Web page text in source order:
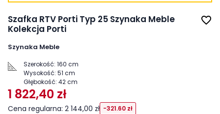
Szafka RTV Porti Typ 25 Szynaka Meble
Kolekcja Porti
favorite_border
Szynaka Meble
Szerokość: 160 cm
Wysokość: 51 cm
Głębokość: 42 cm
1 822,40 zł
Cena regularna: 2 144,00 zł -321.60 zł